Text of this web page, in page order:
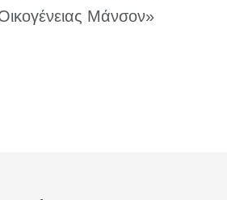
Μάνσον»